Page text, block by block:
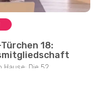
18:
Hause: Die 52